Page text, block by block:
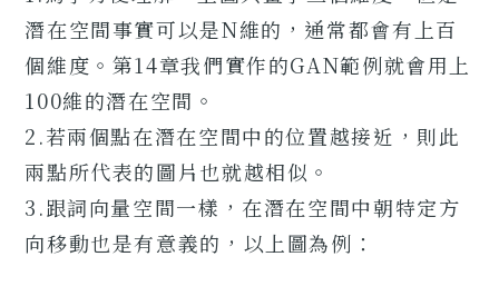
潛在空間事實可以是N維的，通常都會有上百
個維度。第14章我們實作的GAN範例就會用上
100維的潛在空間。
2.若兩個點在潛在空間中的位置越接近，則此
兩點所代表的圖片也就越相似。
3.跟詞向量空間一樣，在潛在空間中朝特定方
向移動也是有意義的，以上圖為例：